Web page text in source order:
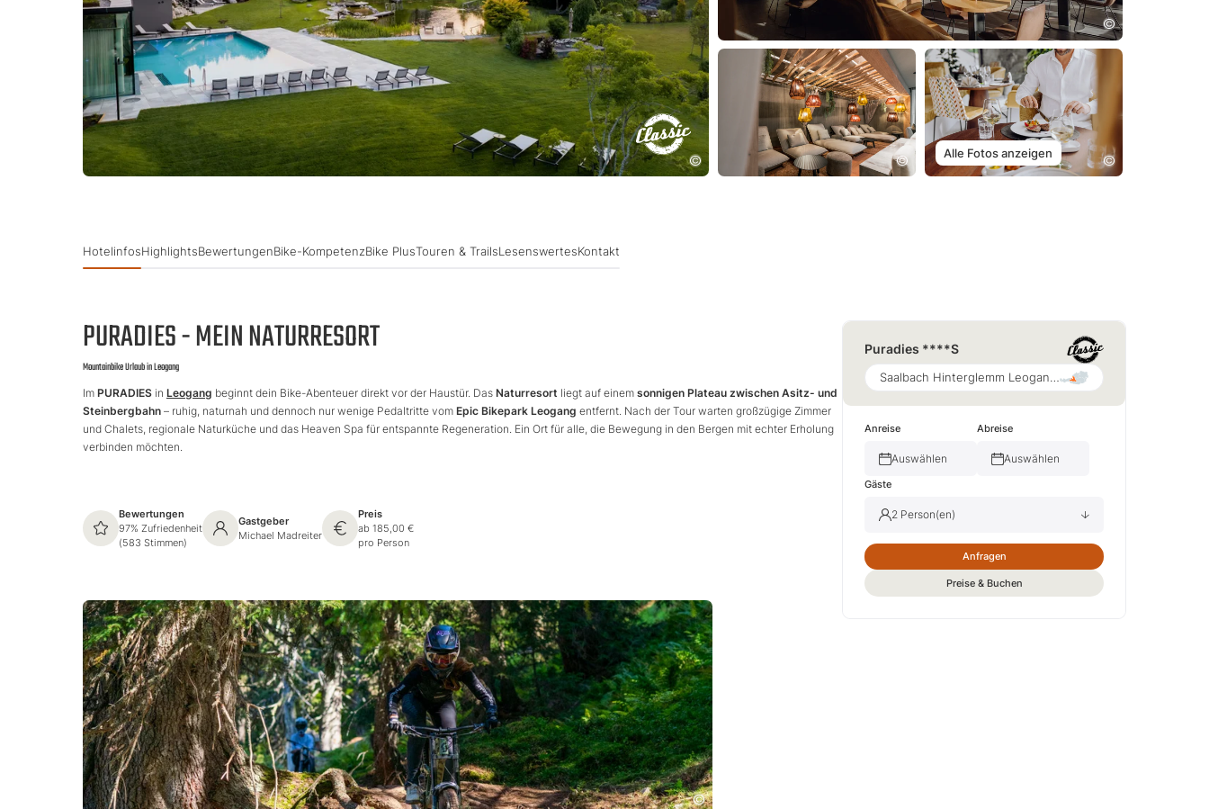
Alle Fotos anzeigen
HotelinfosHighlightsBewertungenBike-KompetenzBike PlusTouren & TrailsLesenswertesKontakt
PURADIES - MEIN NATURRESORT
Mountainbike Urlaub in Leogang
Im PURADIES in Leogang beginnt dein Bike-Abenteuer direkt vor der Haustür. Das Naturresort liegt auf einem sonnigen Plateau zwischen Asitz- und
Steinbergbahn – ruhig, naturnah und dennoch nur wenige Pedaltritte vom Epic Bikepark Leogang entfernt. Nach der Tour warten großzügige Zimmer
und Chalets, regionale Naturküche und das Heaven Spa für entspannte Regeneration. Ein Ort für alle, die Bewegung in den Bergen mit echter Erholung
verbinden möchten.
Bewertungen
97% Zufriedenheit
(583 Stimmen)
Gastgeber
Michael Madreiter
Preis
ab 185,00 €
pro Person
Puradies ****S
Saalbach Hinterglemm Leogang Fieberbrunn
Anreise
Auswählen
Abreise
Auswählen
Gäste
2 Person(en)
Anfragen
Preise & Buchen